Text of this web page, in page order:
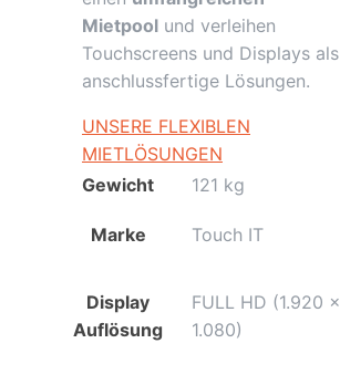
Mietpool und verleihen
Touchscreens und Displays als
anschlussfertige Lösungen.
UNSERE FLEXIBLEN
MIETLÖSUNGEN
Gewicht
121 kg
Marke Touch IT
Display
Auflösung
FULL HD (1.920 x
1.080)